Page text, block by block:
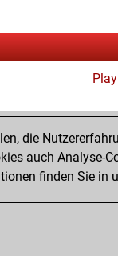
Play
Fritz
die
auch Analyse-
finden Sie in